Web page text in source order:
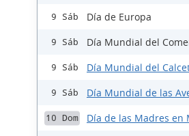
9 Sáb Día de Europa
9 Sáb Día Mundial del
9 Sáb Día Mundial del
9 Sáb Día Mundial de las
10 Dom Día de las Madres en